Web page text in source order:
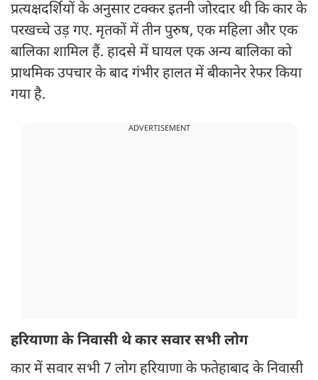
प्रत्यक्षदर्शियों के अनुसार टक्कर इतनी जोरदार थी कि कार के
परखच्चे उड़ गए. मृतकों में तीन पुरुष, एक महिला और एक
बालिका शामिल हैं. हादसे में घायल एक अन्य बालिका को
प्राथमिक उपचार के बाद गंभीर हालत में बीकानेर रेफर किया
गया है.
ADVERTISEMENT
हरियाणा के निवासी थे कार सवार सभी लोग
कार में सवार सभी 7 लोग हरियाणा के फतेहाबाद के निवासी